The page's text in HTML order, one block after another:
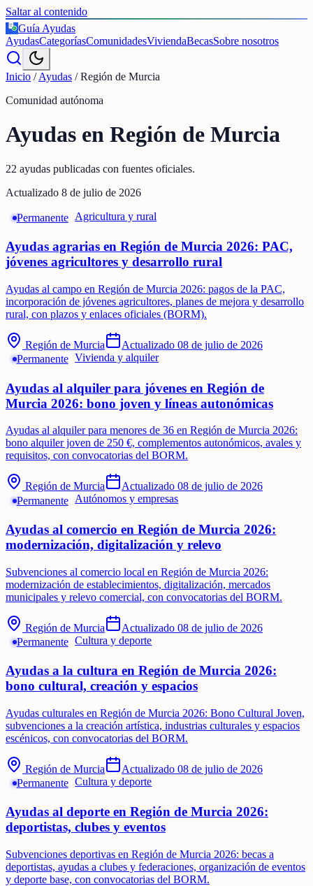
Saltar al contenido
€
Guía Ayudas
AyudasCategoríasComunidadesViviendaBecasSobre nosotros
Inicio /Ayudas /Región de Murcia
Comunidad autónoma
Ayudas en Región de Murcia
22 ayudas publicadas con fuentes oficiales.
Actualizado 8 de julio de 2026
Permanente Agricultura y rural
Ayudas agrarias en Región de Murcia 2026: PAC,
jóvenes agricultores y desarrollo rural
Ayudas al campo en Región de Murcia 2026: pagos de la PAC,
incorporación de jóvenes agricultores, planes de mejora y desarrollo
rural, con plazos y enlaces oficiales (BORM).
Región de Murcia Actualizado 08 de julio de 2026
Permanente Vivienda y alquiler
Ayudas al alquiler para jóvenes en Región de
Murcia 2026: bono joven y líneas autonómicas
Ayudas al alquiler para menores de 36 en Región de Murcia 2026:
bono alquiler joven de 250 €, complementos autonómicos, avales y
requisitos, con convocatorias del BORM.
Región de Murcia Actualizado 08 de julio de 2026
Permanente Autónomos y empresas
Ayudas al comercio en Región de Murcia 2026:
modernización, digitalización y relevo
Subvenciones al comercio local en Región de Murcia 2026:
modernización de establecimientos, digitalización, mercados
municipales y relevo comercial, con convocatorias del BORM.
Región de Murcia Actualizado 08 de julio de 2026
Permanente Cultura y deporte
Ayudas a la cultura en Región de Murcia 2026:
bono cultural, creación y espacios
Ayudas culturales en Región de Murcia 2026: Bono Cultural Joven,
subvenciones a la creación artística, industrias culturales y espacios
escénicos, con convocatorias del BORM.
Región de Murcia Actualizado 08 de julio de 2026
Permanente Cultura y deporte
Ayudas al deporte en Región de Murcia 2026:
deportistas, clubes y eventos
Subvenciones deportivas en Región de Murcia 2026: becas a
deportistas, ayudas a clubes y federaciones, organización de eventos
y deporte base, con convocatorias del BORM.